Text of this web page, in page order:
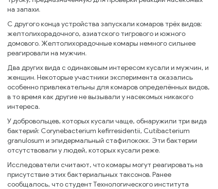
на запахи.
С другого конца устройства запускали комаров трёх видов:
желтолихорадочного, азиатского тигрового и южного
домового. Желтолихорадочные комары немного сильнее
реагировали на мужчин.
Два других вида с одинаковым интересом кусали и мужчин, и
женщин. Некоторые участники эксперимента оказались
особенно привлекательны для комаров определённых видов,
в то время как другие не вызывали у насекомых никакого
интереса.
У добровольцев, которых кусали чаще, обнаружили три вида
бактерий: Corynebacterium kefirresidentii, Cutibacterium
granulosum и эпидермальный стафилококк. Эти бактерии
отсутствовали у людей, которых кусали реже.
Исследователи считают, что комары могут реагировать на
присутствие этих бактериальных таксонов. Ранее
сообщалось, что студент Технологического института